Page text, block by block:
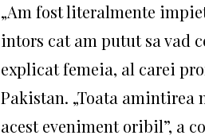
„Am fost literalmente
intors cat am putut sa vad
explicat femeia, al carei
Pakistan. „Toata amintirea
acest eveniment oribil”, a